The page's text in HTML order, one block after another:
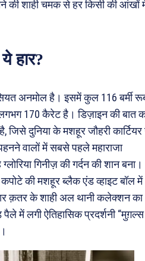
की शाही चमक से हर किसी की आंखों
हार?
अनमोल है। इसमें कुल 116 बर्मी
170 कैरेट है। डिज़ाइन की बात
जिसे दुनिया के मशहूर जौहरी
वालों में सबसे पहले महाराजा
गिनीज़ की गर्दन की शान बना।
की मशहूर ब्लैक एंड व्हाइट बॉल में
क़तर के शाही अल थानी कलेक्शन का
में लगी ऐतिहासिक प्रदर्शनी